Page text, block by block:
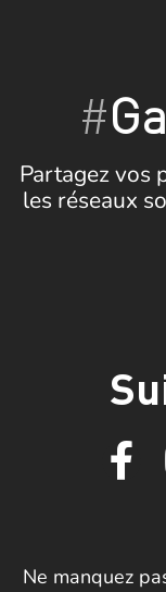
#
Partagez vos
les réseaux
Ne manquez